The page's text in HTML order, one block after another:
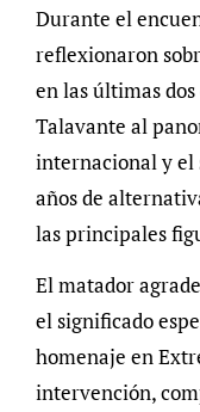
Durante el
reflexionaron
en las últimas
Talavante al
internacional y el
años de
las principales
El matador
el significado
homenaje en
intervención,